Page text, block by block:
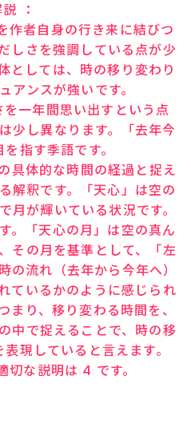
：
作者自身の行き来に結びつ
しさを強調している点が少
としては、時の移り変わり
アンスが強いです。
一年間思い出すという点
少し異なります。「去年今
指す季語です。
具体的な時間の経過と捉え
解釈です。「天心」は空の
月が輝いている状況です。
。「天心の月」は空の真ん
その月を基準として、「左
の流れ（去年から今年へ）
ているかのように感じられ
まり、移り変わる時間を、
中で捉えることで、時の移
現していると言えます。
切な説明は 4 です。